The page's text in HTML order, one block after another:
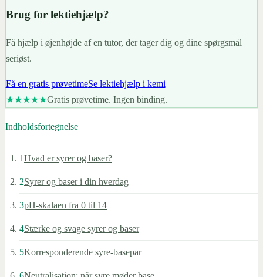
Brug for lektiehjælp?
Få hjælp i øjenhøjde af en tutor, der tager dig og dine spørgsmål
seriøst.
Få en gratis prøvetimeSe lektiehjælp i kemi
★★★★★Gratis prøvetime. Ingen binding.
Indholdsfortegnelse
1Hvad er syrer og baser?
2Syrer og baser i din hverdag
3pH-skalaen fra 0 til 14
4Stærke og svage syrer og baser
5Korresponderende syre-basepar